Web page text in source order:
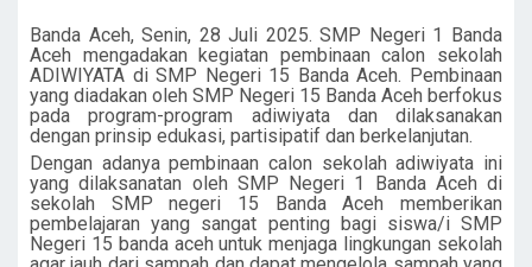
Banda Aceh, Senin, 28 Juli 2025. SMP Negeri 1 Banda
Aceh mengadakan kegiatan pembinaan calon sekolah
ADIWIYATA di SMP Negeri 15 Banda Aceh. Pembinaan
yang diadakan oleh SMP Negeri 15 Banda Aceh berfokus
pada program-program adiwiyata dan dilaksanakan
dengan prinsip edukasi, partisipatif dan berkelanjutan.
Dengan adanya pembinaan calon sekolah adiwiyata ini
yang dilaksanatan oleh SMP Negeri 1 Banda Aceh di
sekolah SMP negeri 15 Banda Aceh memberikan
pembelajaran yang sangat penting bagi siswa/i SMP
Negeri 15 banda aceh untuk menjaga lingkungan sekolah